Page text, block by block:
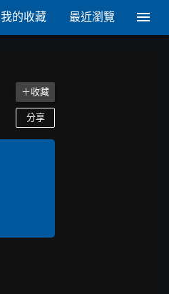
我的收藏 最近瀏覽
＋收藏
分享